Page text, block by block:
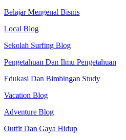
Belajar Mengenal Bisnis
Local Blog
Sekolah Surfing Blog
Pengetahuan Dan Ilmu Pengetahuan
Edukasi Dan Bimbingan Study
Vacation Blog
Adventure Blog
Outfit Dan Gaya Hidup